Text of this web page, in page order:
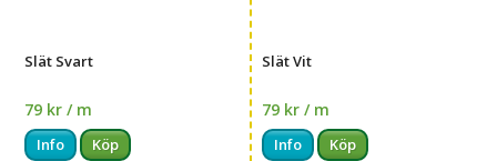
Slät Svart
79 kr / m
Info Köp
Slät Vit
79 kr / m
Info Köp